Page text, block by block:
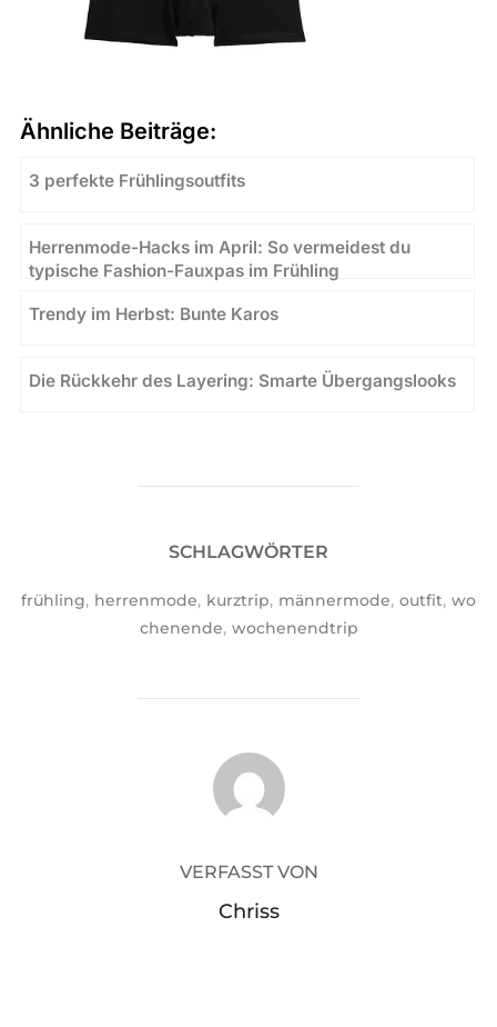
Ähnliche Beiträge:
3 perfekte Frühlingsoutfits
Herrenmode-Hacks im April: So vermeidest du
typische Fashion-Fauxpas im Frühling
Trendy im Herbst: Bunte Karos
Die Rückkehr des Layering: Smarte Übergangslooks
SCHLAGWÖRTER
frühling, herrenmode, kurztrip, männermode, outfit, wo
chenende, wochenendtrip
BEITRAGSAUTOR
VERFASST VON
Chriss